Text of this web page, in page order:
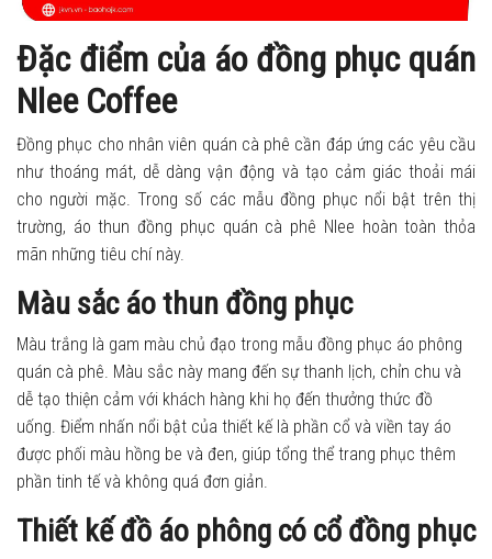
Đặc điểm của áo đồng phục quán
Nlee Coffee
Đồng phục cho nhân viên quán cà phê cần đáp ứng các yêu cầu
như thoáng mát, dễ dàng vận động và tạo cảm giác thoải mái
cho người mặc. Trong số các mẫu đồng phục nổi bật trên thị
trường, áo thun đồng phục quán cà phê Nlee hoàn toàn thỏa
mãn những tiêu chí này.
Màu sắc áo thun đồng phục
Màu trắng là gam màu chủ đạo trong mẫu đồng phục áo phông
quán cà phê. Màu sắc này mang đến sự thanh lịch, chỉn chu và
dễ tạo thiện cảm với khách hàng khi họ đến thưởng thức đồ
uống. Điểm nhấn nổi bật của thiết kế là phần cổ và viền tay áo
được phối màu hồng be và đen, giúp tổng thể trang phục thêm
phần tinh tế và không quá đơn giản.
Thiết kế đồ áo phông có cổ đồng phục